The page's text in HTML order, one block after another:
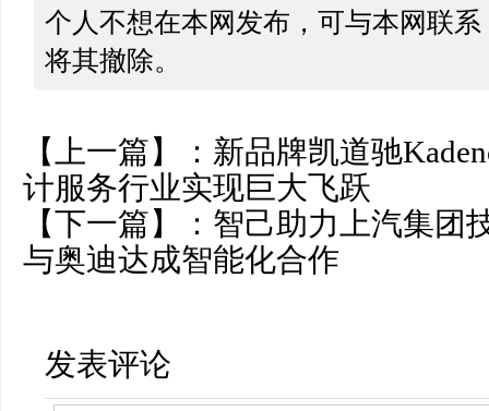
个人不想在本网发布，可与本网联
将其撤除。
【上一篇】： 新品牌凯道驰
计服务行业实现巨大飞跃
【下一篇】： 智己助力上汽集团
与奥迪达成智能化合作
发表评论